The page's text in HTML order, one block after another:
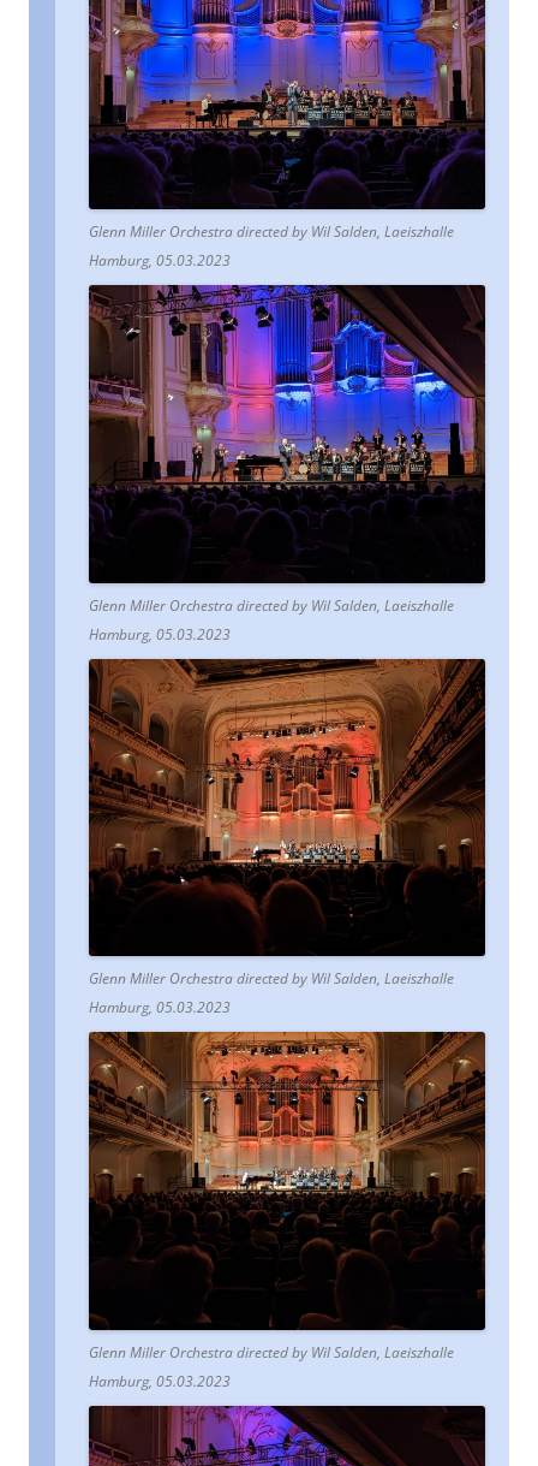
Glenn Miller Orchestra directed by Wil Salden, Laeiszhalle
Hamburg, 05.03.2023
Glenn Miller Orchestra directed by Wil Salden, Laeiszhalle
Hamburg, 05.03.2023
Glenn Miller Orchestra directed by Wil Salden, Laeiszhalle
Hamburg, 05.03.2023
Glenn Miller Orchestra directed by Wil Salden, Laeiszhalle
Hamburg, 05.03.2023